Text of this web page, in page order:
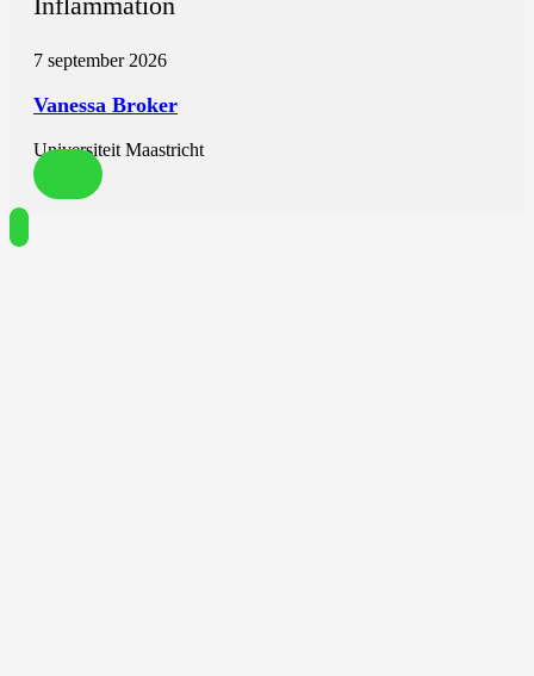
7 september 2026
Vanessa Broker
Universiteit Maastricht